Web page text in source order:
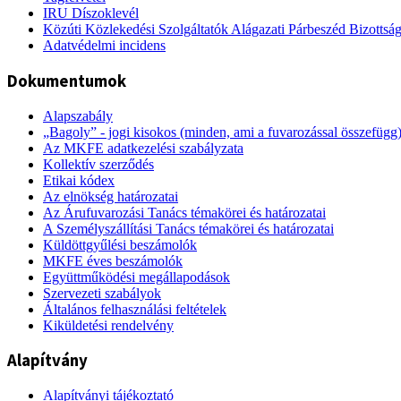
IRU Díszoklevél
Közúti Közlekedési Szolgáltatók Alágazati Párbeszéd
Adatvédelmi incidens
Dokumentumok
Alapszabály
„Bagoly” - jogi kisokos (minden, ami a fuvarozással összefügg)
Az MKFE adatkezelési szabályzata
Kollektív szerződés
Etikai kódex
Az elnökség határozatai
Az Árufuvarozási Tanács témakörei és határozatai
A Személyszállítási Tanács témakörei és határozatai
Küldöttgyűlési beszámolók
MKFE éves beszámolók
Együttműködési megállapodások
Szervezeti szabályok
Általános felhasználási feltételek
Kiküldetési rendelvény
Alapítvány
Alapítványi tájékoztató